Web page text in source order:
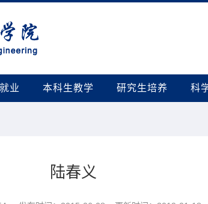
业 本科生教学 研究生培养 科
陆春义